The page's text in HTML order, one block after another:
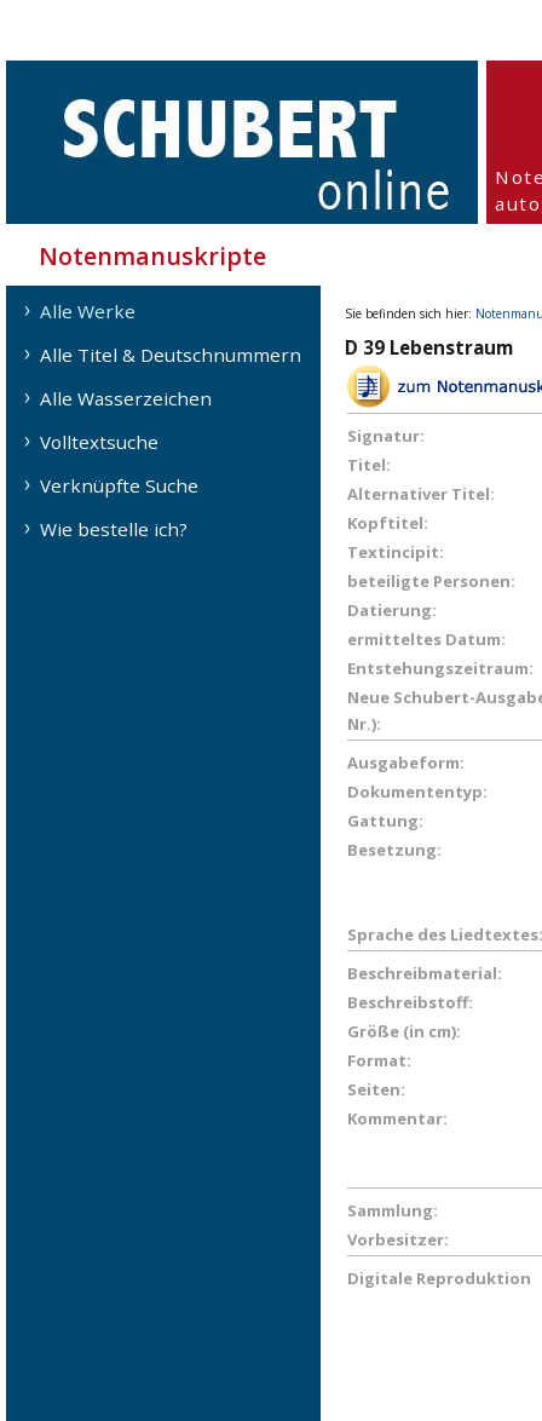
Notenmanuskripte
Alle Werke
Alle Titel & Deutschnummern
Alle Wasserzeichen
Volltextsuche
Verknüpfte Suche
Wie bestelle ich?
Sie befinden sich hier:
D 39 Lebenstraum
Signatur:
Titel:
Alternativer Titel:
Kopftitel:
Textincipit:
beteiligte Personen:
Datierung:
ermitteltes Datum:
Entstehungszeitraum:
Neue Schubert-
Nr.):
Ausgabeform:
Dokumententyp:
Gattung:
Besetzung:
Sprache des Liedtextes:
Beschreibmaterial:
Beschreibstoff:
Größe (in cm):
Format:
Seiten:
Kommentar:
Sammlung:
Vorbesitzer:
Digitale Reproduktion